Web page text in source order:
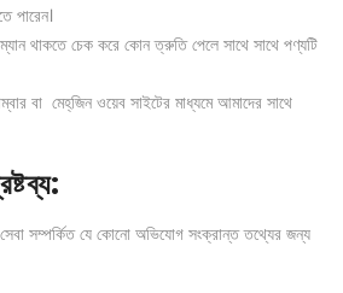
পারেন।
থাকতে চেক করে কোন ত্রুতি পেলে সাথে সাথে পণ্যটি
বা মেহ্‌জিন ওয়েব সাইটের মাধ্যমে আমাদের সাথে
:
সম্পর্কিত যে কোনো অভিযোগ সংক্রান্ত তথ্যের জন্য